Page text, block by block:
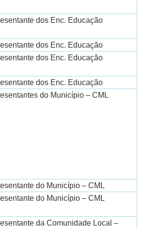
dos Enc. Educação
dos Enc. Educação
dos Enc. Educação
dos Enc. Educação
do Município – CML
do Município – CML
do Município – CML
da Comunidade Local –